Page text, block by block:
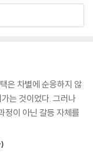
사이는 어떨까?
의와 평등, 노동과 인
랑에 빠진 두 사람인지
평등한 결혼 생활에 대
남편은 장인어른, 장
도를 불합리하게 여긴
은 차별에 순응하지 않
는 것이었다. 그러나
정이 아닌 갈등 자체를
)